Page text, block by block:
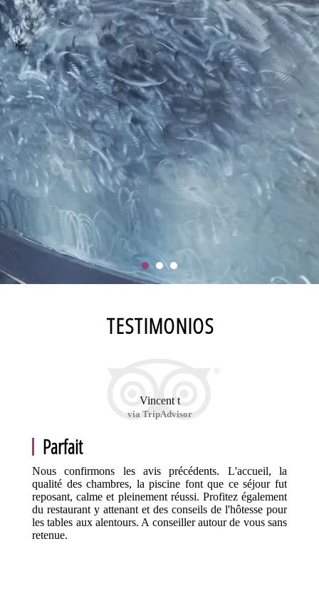
TESTIMONIOS
Vincent t
via TripAdvisor
Parfait
Nous confirmons les avis précédents. L'accueil, la
qualité des chambres, la piscine font que ce séjour fut
reposant, calme et pleinement réussi. Profitez également
du restaurant y attenant et des conseils de l'hôtesse pour
les tables aux alentours. A conseiller autour de vous sans
retenue.